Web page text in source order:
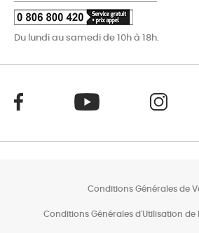
Du lundi au samedi de 10h à 18h.
Conditions Générales de
Conditions Générales d'Utilisation